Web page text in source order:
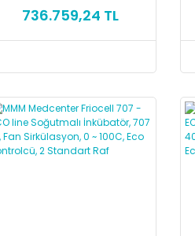
Standart Raf
736.759,24 TL